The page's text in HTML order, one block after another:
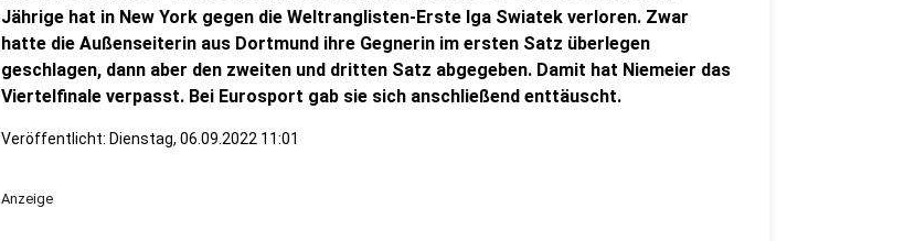
Jährige hat in New York gegen die Weltranglisten-Erste Iga Swiatek verloren. Zwar
hatte die Außenseiterin aus Dortmund ihre Gegnerin im ersten Satz überlegen
geschlagen, dann aber den zweiten und dritten Satz abgegeben. Damit hat Niemeier das
Viertelfinale verpasst. Bei Eurosport gab sie sich anschließend enttäuscht.
Veröffentlicht: Dienstag, 06.09.2022 11:01
Anzeige